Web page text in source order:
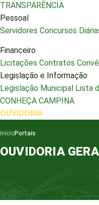
TRANSPARÊNCIA
Pessoal
Servidores Concursos
Financeiro
Licitações Contratos
Legislação e Informação
Legislação Municipal Lista
CONHEÇA CAMPINA
OUVIDORIA
InícioPortais
OUVIDORIA